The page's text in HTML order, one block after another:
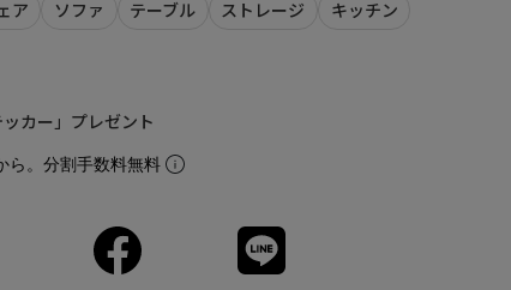
国）
ッドセンチュリーモダン）】
がオススメ！
でお知らせいたします。
登録が必要となります。
ア ソファ テーブル ストレージ
キッチン
カー」プレゼント
ら。分割手数料無料